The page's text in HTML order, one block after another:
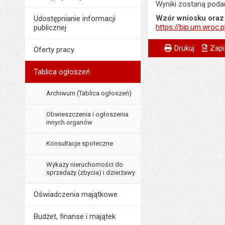
Udostępnianie informacji
publicznej
Oferty pracy
Tablica ogłoszeń
Archiwum (Tablica ogłoszeń)
Obwieszczenia i ogłoszenia
innych organów
Konsultacje społeczne
Wykazy nieruchomości do
sprzedaży (zbycia) i dzierżawy
Oświadczenia majątkowe
Budżet, finanse i majątek
Wyniki zostaną
Wzór wniosku
https://
Metryczka
Odpowiedzialny
Powiadom
Drukuj